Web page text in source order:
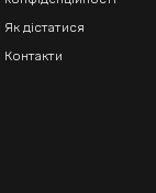
Як дістатися
Контакти